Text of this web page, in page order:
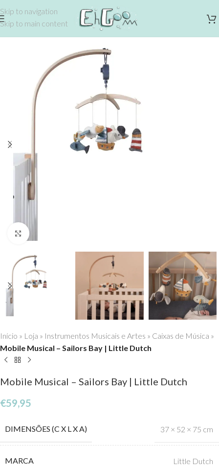
Skip to navigation
Skip to main content
Click to enlarge
Início » Loja » Instrumentos Musicais e Artes » Caixas de Música »
Mobile Musical – Sailors Bay | Little Dutch
Mobile Musical – Sailors Bay | Little Dutch
€59,95
DIMENSÕES (C X L X A) 37 × 52 × 75 cm
MARCA Little Dutch